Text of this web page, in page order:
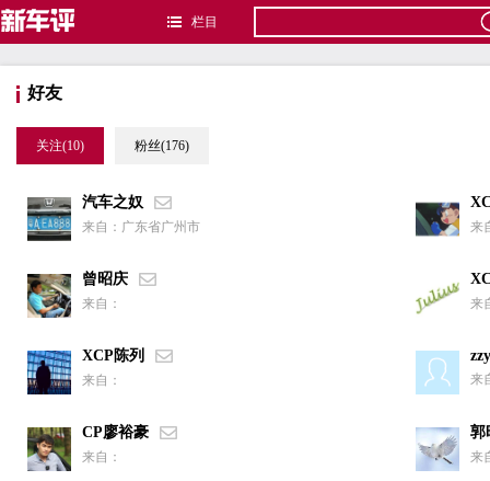
栏目
好友
关注(10) 粉丝(176)
汽车之奴
来自：广东省广州市
曾昭庆
来自： 来
XCP陈列
来自：
CP廖裕豪
来自：
郭